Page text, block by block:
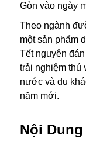
Gòn vào ngày
Theo ngành
một sản phẩm
Tết nguyên
trải nghiệm thú
nước và du
năm mới.
Nội